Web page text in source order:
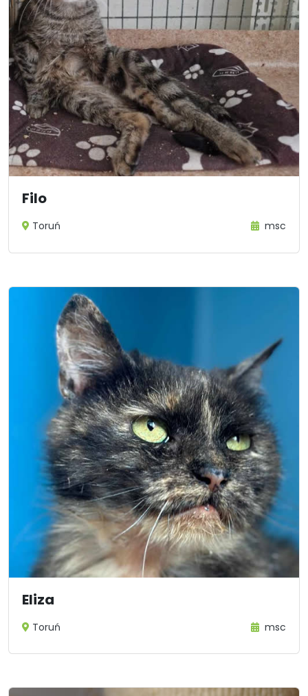
Filo
Toruń msc
Eliza
Toruń msc